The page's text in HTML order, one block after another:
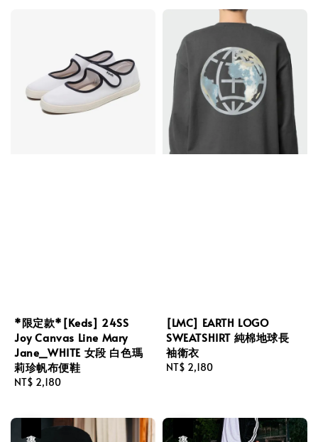
*限定款*[Keds] 24SS
Joy Canvas Line Mary
Jane_WHITE 女段 白色瑪
莉珍帆布便鞋
Regular
NT$ 2,180
[LMC] EARTH LOGO
SWEATSHIRT 純棉地球長
袖衛衣
Regular
NT$ 2,180